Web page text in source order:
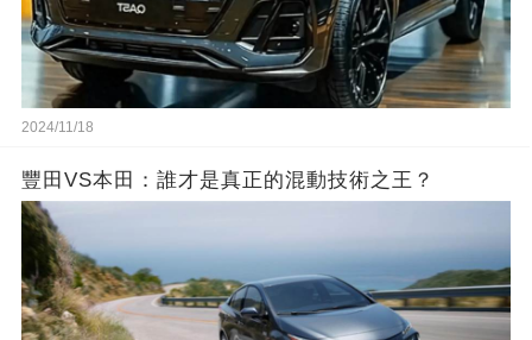
2024/11/18
豐田VS本田：誰才是真正的混動技術之王？